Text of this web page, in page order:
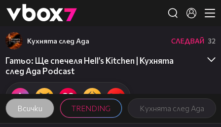
👾
Всички TRENDING Кухнята след Ада
Кухнята след Ада СЛЕДВАЙ 32
Гатьо: Ще спечеля Hell’s Kitchen | Кухнята
след Ада Podcast
18:45